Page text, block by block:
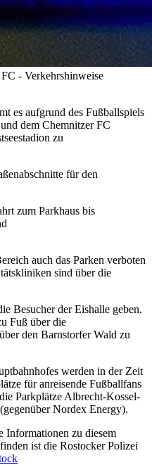
- Verkehrshinweise
es aufgrund des Fußballspiels
dem Chemnitzer FC
zu
für den
zum Parkhaus bis
auch das Parken verboten
sind über die
Besucher der Eishalle geben.
Fuß über die
den Barnstorfer Wald zu
werden in der Zeit
für anreisende Fußballfans
Parkplätze Albrecht-Kossel-
Nordex Energy).
zu diesem
ist die Rostocker Polizei